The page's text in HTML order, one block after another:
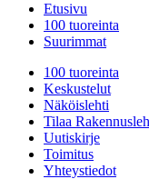
Etusivu
100 tuoreinta
Suurimmat
100 tuoreinta
Keskustelut
Näköislehti
Tilaa
Uutiskirje
Toimitus
Yhteystiedot